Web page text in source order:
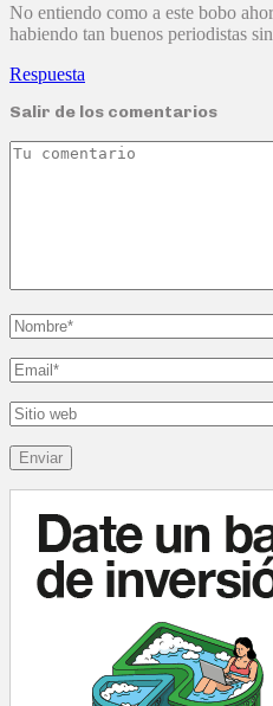
No entiendo como a este bobo
habiendo tan buenos periodistas
Respuesta
Salir de los comentarios